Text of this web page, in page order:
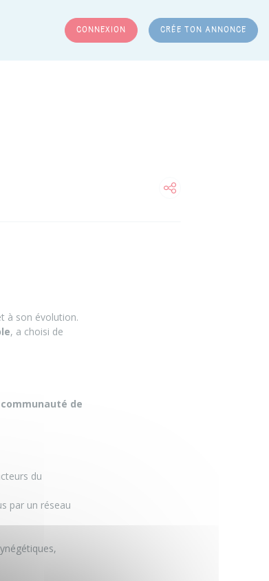
CONNEXION CRÉE TON ANNONCE
à son évolution.
, a choisi de
communauté de
du
par un réseau